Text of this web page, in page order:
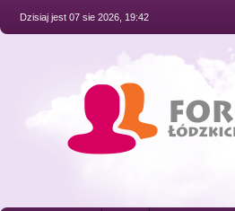
Dzisiaj jest 07 sie 2026, 19:42